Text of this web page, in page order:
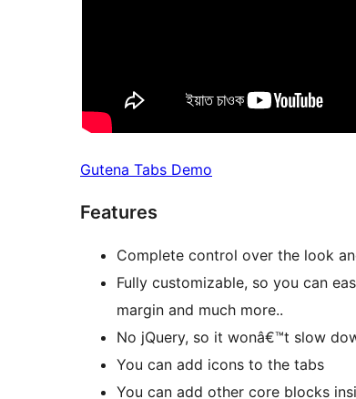
Gutena Tabs Demo
Features
Complete control over the look
Fully customizable, so you can
margin and much more..
No jQuery, so it wonâ€™t slow
You can add icons to the tabs
You can add other core blocks